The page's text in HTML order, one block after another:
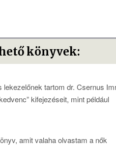
könyvek:
tartom dr. Csernus
kifejezéseit, mint például
amit valaha olvastam a nők